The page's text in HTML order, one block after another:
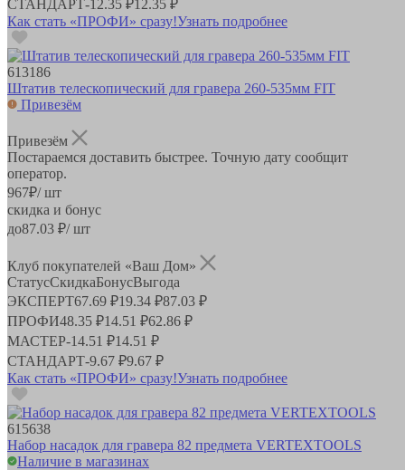
СТАНДАРТ-12.35 ₽12.35 ₽
Как стать «ПРОФИ» сразу!Узнать подробнее
613186
Штатив телескопический для гравера 260-535мм FIT
Привезём
Привезём
Постараемся доставить быстрее. Точную дату сообщит
оператор.
967₽/ шт
скидка и бонус
до87.03 ₽/ шт
Клуб покупателей «Ваш Дом»
СтатусСкидкаБонусВыгода
ЭКСПЕРТ67.69 ₽19.34 ₽87.03 ₽
ПРОФИ48.35 ₽14.51 ₽62.86 ₽
МАСТЕР-14.51 ₽14.51 ₽
СТАНДАРТ-9.67 ₽9.67 ₽
Как стать «ПРОФИ» сразу!Узнать подробнее
615638
Набор насадок для гравера 82 предмета VERTEXTOOLS
Наличие в магазинах